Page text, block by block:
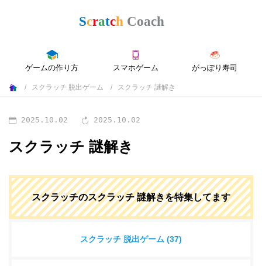
ゲームの作り方 スマホゲーム がっぽり寿司
スクラッチ 脱出ゲーム スクラッチ 謎解き
2025.10.02 2025.10.02
スクラッチ 謎解き
スクラッチのスクラッチ 謎解きを特集してます
スクラッチ 脱出ゲーム (37)